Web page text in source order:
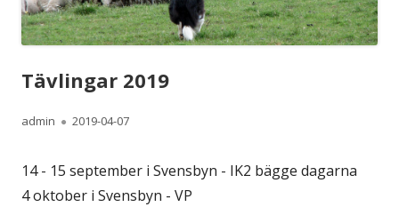
Tävlingar 2019
Författare
admin
Publicerat
2019-04-07
14 - 15 september i Svensbyn - IK2 bägge dagarna
4 oktober i Svensbyn - VP